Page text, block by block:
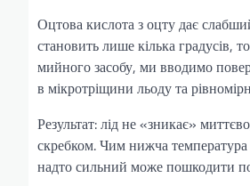
Оцтова кислота з оцту дає
становить лише кілька градусів,
мийного засобу, ми вводимо
в мікротріщини льоду та
Результат: лід не «зникає»
скребком. Чим нижча
надто сильний може пошкодити